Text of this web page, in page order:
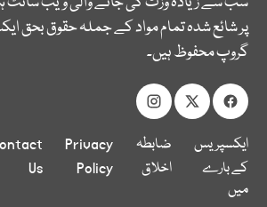
پر شائع شدہ تمام مواد کے جملہ حقوق بحق
گروپ محفوظ ہیں۔
ایکسپریس
کے بارے
میں
ضابطہ
اخلاق
Privacy
Policy
Us